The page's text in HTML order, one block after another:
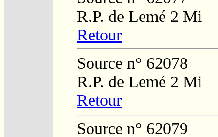
R.P. de Lemé 2 Mi
Retour
Source n° 62078
R.P. de Lemé 2 Mi
Retour
Source n° 62079